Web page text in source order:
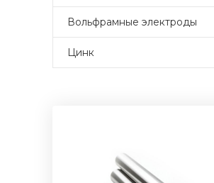
Вольфрамные электроды
Цинк